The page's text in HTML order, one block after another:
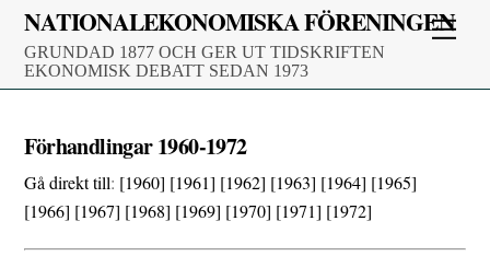
Skip
content
NATIONALEKONOMISKA FÖRENINGEN
GRUNDAD 1877 OCH GER UT TIDSKRIFTEN
EKONOMISK DEBATT SEDAN 1973
Förhandlingar 1960-1972
Gå direkt till: [1960] [1961] [1962] [1963] [1964] [1965]
[1966] [1967] [1968] [1969] [1970] [1971] [1972]